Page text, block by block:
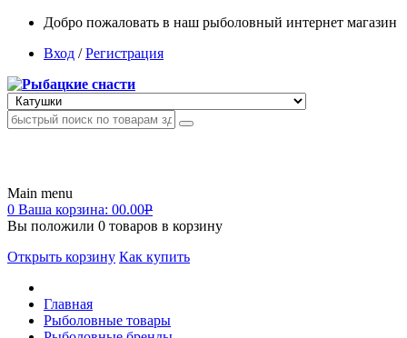
Добро пожаловать в наш рыболовный интернет магазин
Вход /Регистрация
Main menu
0 Ваша корзина: 00.00Р
Вы положили 0 товаров в корзину
Открыть корзину Как купить
Главная
Рыболовные товары